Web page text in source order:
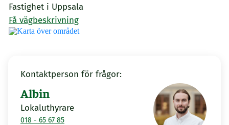
Fastighet i Uppsala
Få vägbeskrivning
Kontaktperson för frågor:
Albin
Lokaluthyrare
018 - 65 67 85